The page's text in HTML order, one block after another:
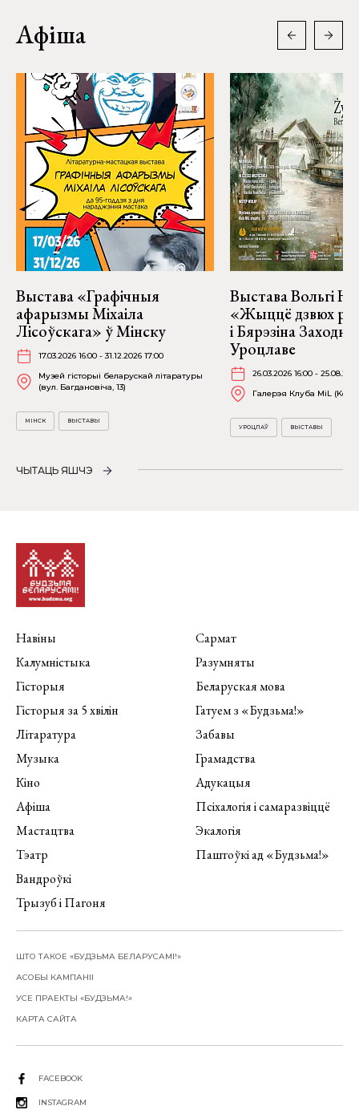
Афіша
Выстава «Графічныя
афарызмы Міхаіла
Лісоўскага» ў Мінску
17.03.2026 16:00 - 31.12.2026 17:00
Музей гісторыі беларускай літаратуры
(вул. Багдановіча, 13)
МІНСК ВЫСТАВЫ
Выстава Вольгі
«Жыццё дзвюх
і Бярэзіна
Уроцлаве
26.03.2026 16:00 -
Галерэя Клуба MiL
УРОЦЛАЎ ВЫСТАВЫ
ЧЫТАЦЬ ЯШЧЭ
Навіны
Калумністыка
Гісторыя
Гісторыя за 5 хвілін
Літаратура
Музыка
Кіно
Афіша
Мастацтва
Тэатр
Вандроўкі
Трызуб і Пагоня
Сармат
Разумняты
Беларуская мова
Гатуем з «Будзьма!»
Забавы
Грамадства
Адукацыя
Псіхалогія і самаразвіццё
Экалогія
Паштоўкі ад «Будзьма!»
ШТО ТАКОЕ «БУДЗЬМА БЕЛАРУСАМІ!»
АСОБЫ КАМПАНІІ
УСЕ ПРАЕКТЫ «БУДЗЬМА!»
КАРТА САЙТА
FACEBOOK
INSTAGRAM